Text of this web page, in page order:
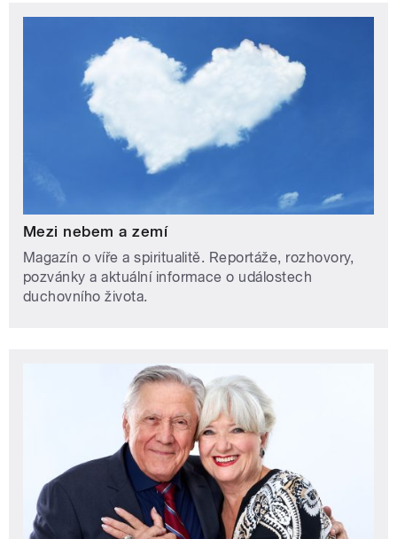
Mezi nebem a zemí
Magazín o víře a spiritualitě. Reportáže, rozhovory,
pozvánky a aktuální informace o událostech
duchovního života.